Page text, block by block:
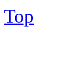
Top